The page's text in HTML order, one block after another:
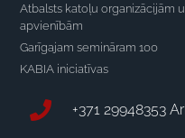
Atbalsts katoļu organizācijām
apvienībām
Garīgajam semināram 100
KABIA iniciatīvas
+371 29948353